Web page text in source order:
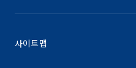
사이트맵